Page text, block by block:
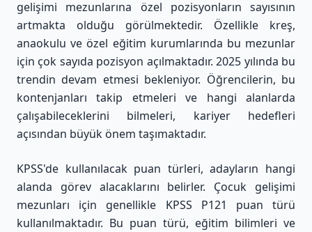
gelişimi mezunlarına özel pozisyonların sayısının
artmakta olduğu görülmektedir. Özellikle kreş,
anaokulu ve özel eğitim kurumlarında bu mezunlar
için çok sayıda pozisyon açılmaktadır. 2025 yılında bu
trendin devam etmesi bekleniyor. Öğrencilerin, bu
kontenjanları takip etmeleri ve hangi alanlarda
çalışabileceklerini bilmeleri, kariyer hedefleri
açısından büyük önem taşımaktadır.
KPSS'de kullanılacak puan türleri, adayların hangi
alanda görev alacaklarını belirler. Çocuk gelişimi
mezunları için genellikle KPSS P121 puan türü
kullanılmaktadır. Bu puan türü, eğitim bilimleri ve